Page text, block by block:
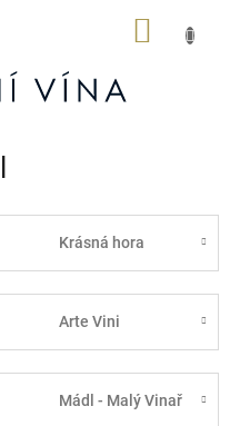
Krásná hora
Arte Vini
Mádl - Malý Vinař